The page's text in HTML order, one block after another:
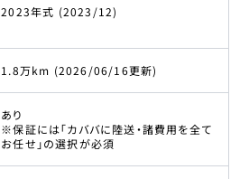
2023年式 (2023/12)
1.8万km (2026/06/16更新)
あり
※保証には「カババに陸送・諸費用を全て
お任せ」の選択が必須